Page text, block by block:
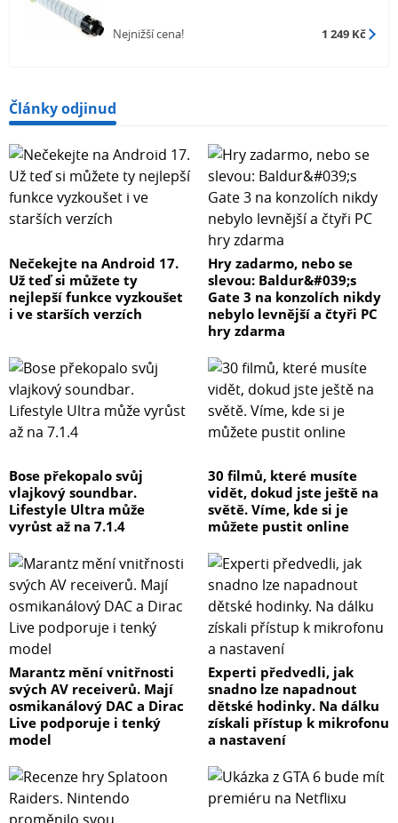
Nejnižší cena! 1 249 Kč
Články odjinud
Nečekejte na Android 17.
Už teď si můžete ty
nejlepší funkce vyzkoušet
i ve starších verzích
Hry zadarmo, nebo se
slevou: Baldur&#039;s
Gate 3 na konzolích nikdy
nebylo levnější a čtyři PC
hry zdarma
Bose překopalo svůj
vlajkový soundbar.
Lifestyle Ultra může
vyrůst až na 7.1.4
30 filmů, které musíte
vidět, dokud jste ještě na
světě. Víme, kde si je
můžete pustit online
Marantz mění vnitřnosti
svých AV receiverů. Mají
osmikanálový DAC a Dirac
Live podporuje i tenký
model
Experti předvedli, jak
snadno lze napadnout
dětské hodinky. Na dálku
získali přístup k mikrofonu
a nastavení